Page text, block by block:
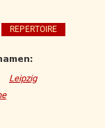
REPERTOIRE
Leipzig